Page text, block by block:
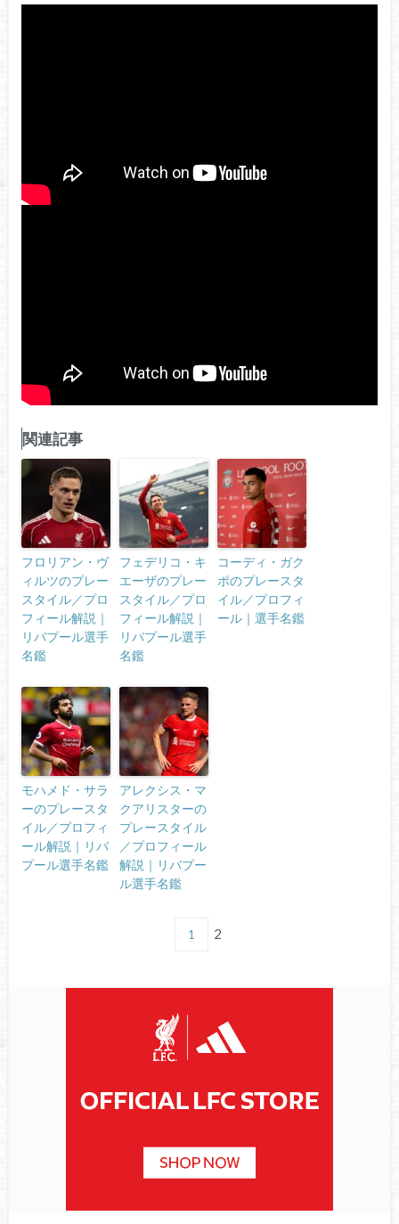
関連記事
フロリアン・ヴ
ィルツのプレー
スタイル／プロ
フィール解説｜
リバプール選手
名鑑
フェデリコ・キ
エーザのプレー
スタイル／プロ
フィール解説｜
リバプール選手
名鑑
コーディ・ガク
ポのプレースタ
イル／プロフィ
ール｜選手名鑑
モハメド・サラ
ーのプレースタ
イル／プロフィ
ール解説｜リバ
プール選手名鑑
アレクシス・マ
クアリスターの
プレースタイル
／プロフィール
解説｜リバプー
ル選手名鑑
1 2